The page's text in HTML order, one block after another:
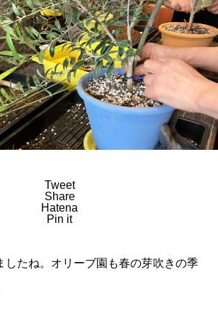
Tweet
Share
Hatena
Pin it
したね。オリーブ園も春の芽吹きの季